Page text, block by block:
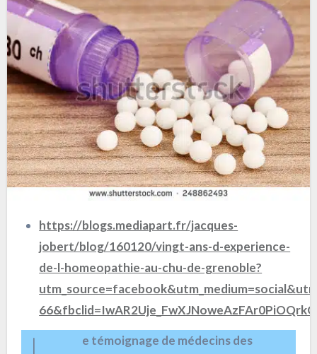
https://blogs.mediapart.fr/jacques-
jobert/blog/160120/vingt-ans-d-experience-
de-l-homeopathie-au-chu-de-grenoble?
e témoignage de médecins des